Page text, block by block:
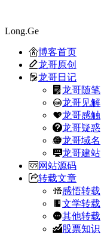
Long.Ge
博客首页
龙哥原创
龙哥日记
龙哥随笔
龙哥见解
龙哥感触
龙哥疑惑
龙哥域名
龙哥建站
网站源码
转载文章
感悟转载
文学转载
其他转载
股票知识